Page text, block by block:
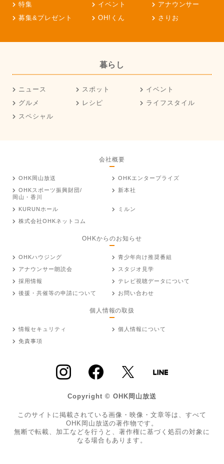
特集
イベント
アナウンサー
募集&プレゼント
OH!くん さりお
暮らし
ニュース スポット
イベント
グルメ
レシピ
ライフスタイル
スペシャル
会社概要
OHK岡山放送
OHKエンタープライズ
OHKスポーツ振興財団/
岡山・香川
新本社
KURUNホール
ミルン
株式会社OHKネットコム
OHKからのお知らせ
OHKハウジング
青少年向け推奨番組
アナウンサー朗読会
スタジオ見学
採用情報
テレビ視聴データについて
後援・共催等の申請について
お問い合わせ
個人情報の取扱
情報セキュリティ
個人情報について
免責事項
Copyright © OHK岡山放送
このサイトに掲載されている画像・映像・文章等は、すべて
OHK岡山放送の著作物です。
無断で転載、加工などを行うと、著作権に基づく処罰の対象に
なる場合もあります。